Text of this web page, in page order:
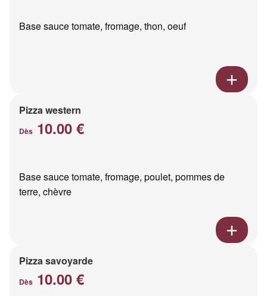
Base sauce tomate, fromage, thon, oeuf
Pizza western
Dès 10.00 €
Base sauce tomate, fromage, poulet, pommes de
terre, chèvre
Pizza savoyarde
Dès 10.00 €